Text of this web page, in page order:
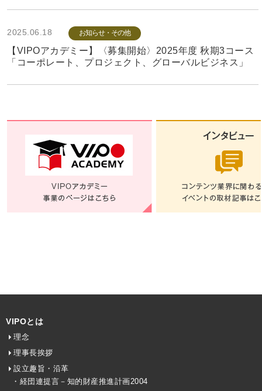
2025.06.18 お知らせ・その他
【VIPOアカデミー】〈募集開始〉2025年度 秋期3コース
「コーポレート、プロジェクト、グローバルビジネス」
VIPOとは
理念
理事長挨拶
設立趣旨・沿革
・経団連提言－知的財産推進計画2004